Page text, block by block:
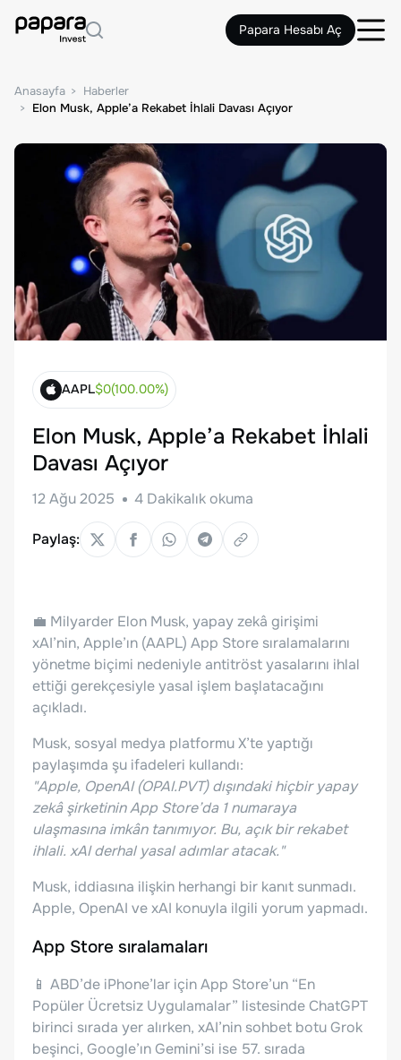
Papara Hesabı Aç
Anasayfa
Haberler
Elon Musk, Apple’a Rekabet İhlali Davası Açıyor
AAPL$0(100.00%)
Elon Musk, Apple’a Rekabet İhlali
Davası Açıyor
12 Ağu 2025 4 Dakikalık okuma
Paylaş:
💼 Milyarder Elon Musk, yapay zekâ girişimi
xAI’nin, Apple’ın (AAPL) App Store sıralamalarını
yönetme biçimi nedeniyle antitröst yasalarını ihlal
ettiği gerekçesiyle yasal işlem başlatacağını
açıkladı.
Musk, sosyal medya platformu X’te yaptığı
paylaşımda şu ifadeleri kullandı:
"Apple, OpenAI (OPAI.PVT) dışındaki hiçbir yapay
zekâ şirketinin App Store’da 1 numaraya
ulaşmasına imkân tanımıyor. Bu, açık bir rekabet
ihlali. xAI derhal yasal adımlar atacak."
Musk, iddiasına ilişkin herhangi bir kanıt sunmadı.
Apple, OpenAI ve xAI konuyla ilgili yorum yapmadı.
App Store sıralamaları
📱 ABD’de iPhone’lar için App Store’un “En
Popüler Ücretsiz Uygulamalar” listesinde ChatGPT
birinci sırada yer alırken, xAI’nin sohbet botu Grok
beşinci, Google’ın Gemini’si ise 57. sırada